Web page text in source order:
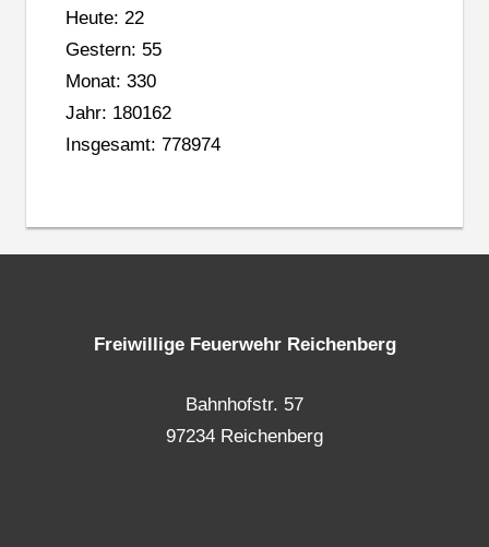
Heute: 22
Gestern: 55
Monat: 330
Jahr: 180162
Insgesamt: 778974
Freiwillige Feuerwehr Reichenberg
Bahnhofstr. 57
97234 Reichenberg